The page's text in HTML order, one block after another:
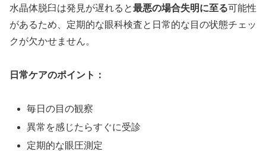
水晶体脱臼は発見が遅れると最悪の場合失明に至る可能性
があるため、定期的な眼科検査と日常的な目の状態チェッ
クが欠かせません。
日常ケアのポイント：
毎日の目の観察
異常を感じたらすぐに受診
定期的な眼圧測定